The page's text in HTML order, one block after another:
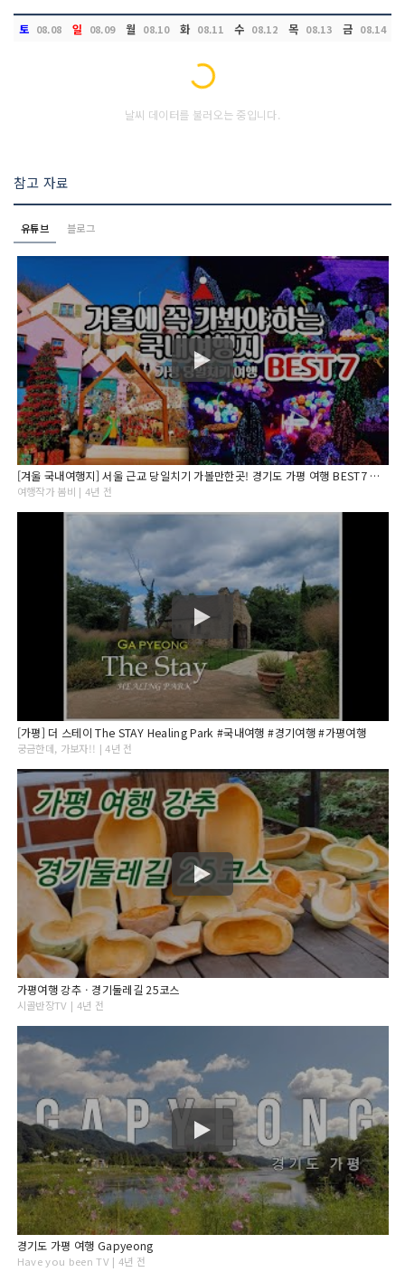
토 08.08 일 08.09 월 08.10 화 08.11 수 08.12 목 08.13 금 08.14
Loading...
날씨 데이터를 불러오는 중입니다.
참고 자료
유튜브 블로그
[겨울 국내여행지] 서울 근교 당일치기 가볼만한곳! 경기도 가평 여행 BEST7 아침고요수목원/오색별빛정원전
여행작가 봄비 | 4년 전
[가평] 더 스테이 The STAY Healing Park #국내여행 #경기여행 #가평여행
궁금한데, 가보자!! | 4년 전
가평여행 강추ㆍ경기둘레길 25코스
시골반장TV | 4년 전
경기도 가평 여행 Gapyeong
Have you been TV | 4년 전